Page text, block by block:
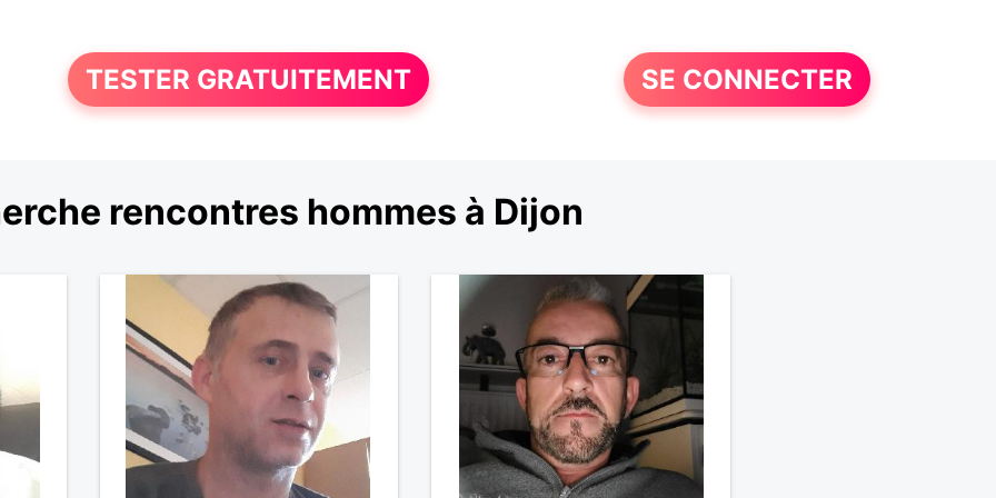
TESTER GRATUITEMENT SE CONNECTER
rencontres hommes à Dijon